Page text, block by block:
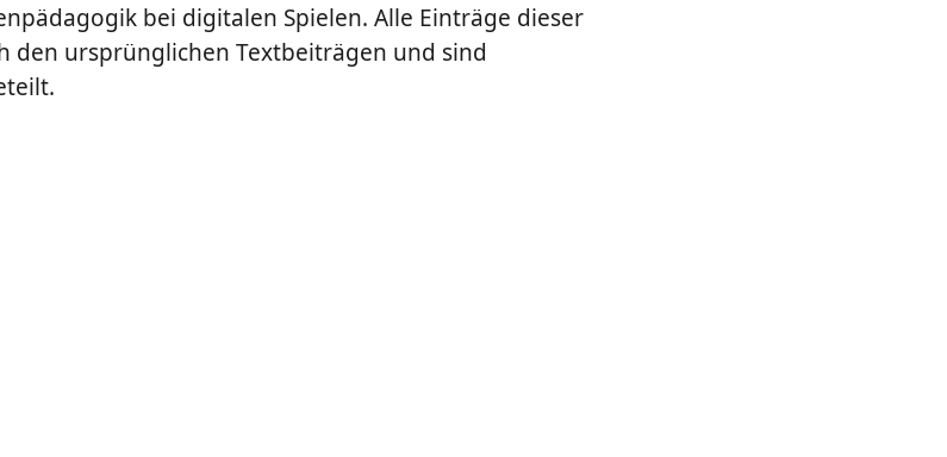
bei digitalen Spielen. Alle Einträge dieser
den ursprünglichen Textbeiträgen und sind